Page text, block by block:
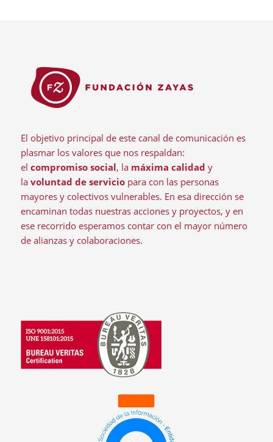
El objetivo principal de este canal de comunicación es
plasmar los valores que nos respaldan:
el compromiso social, la máxima calidad y
la voluntad de serviciopara con las personas
mayores y colectivos vulnerables. En esa dirección se
encaminan todas nuestras acciones y proyectos, y en
ese recorrido esperamos contar con el mayor número
de alianzas y colaboraciones.